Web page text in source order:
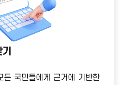
든 국민들에게 근거에 기반한